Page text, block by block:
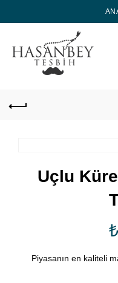
Uçlu
₺
Piyasanın en kaliteli